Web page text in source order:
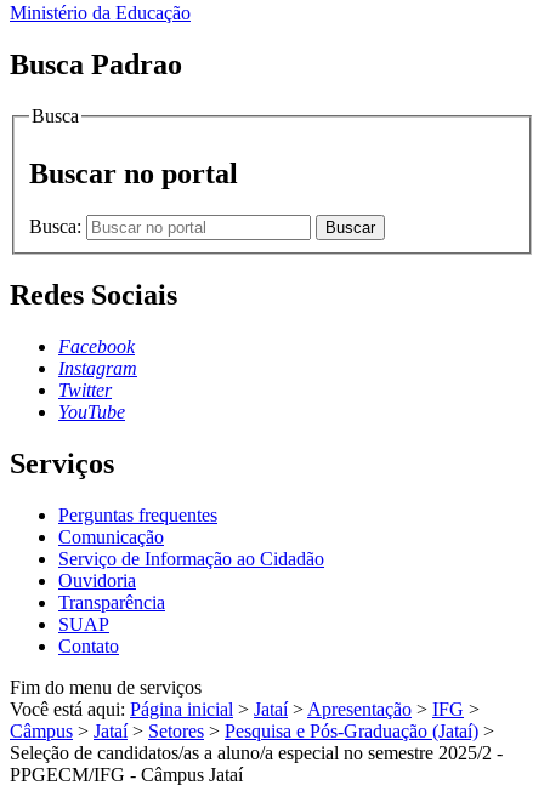
Ministério da Educação
Busca Padrao
Busca
Buscar no portal
Busca: Buscar
Redes Sociais
Facebook
Instagram
Twitter
YouTube
Serviços
Perguntas frequentes
Comunicação
Serviço de Informação ao Cidadão
Ouvidoria
Transparência
SUAP
Contato
Fim do menu de serviços
Você está aqui: Página inicial > Jataí > Apresentação > IFG >
Câmpus > Jataí > Setores > Pesquisa e Pós-Graduação (Jataí) >
Seleção de candidatos/as a aluno/a especial no semestre 2025/2 -
PPGECM/IFG - Câmpus Jataí